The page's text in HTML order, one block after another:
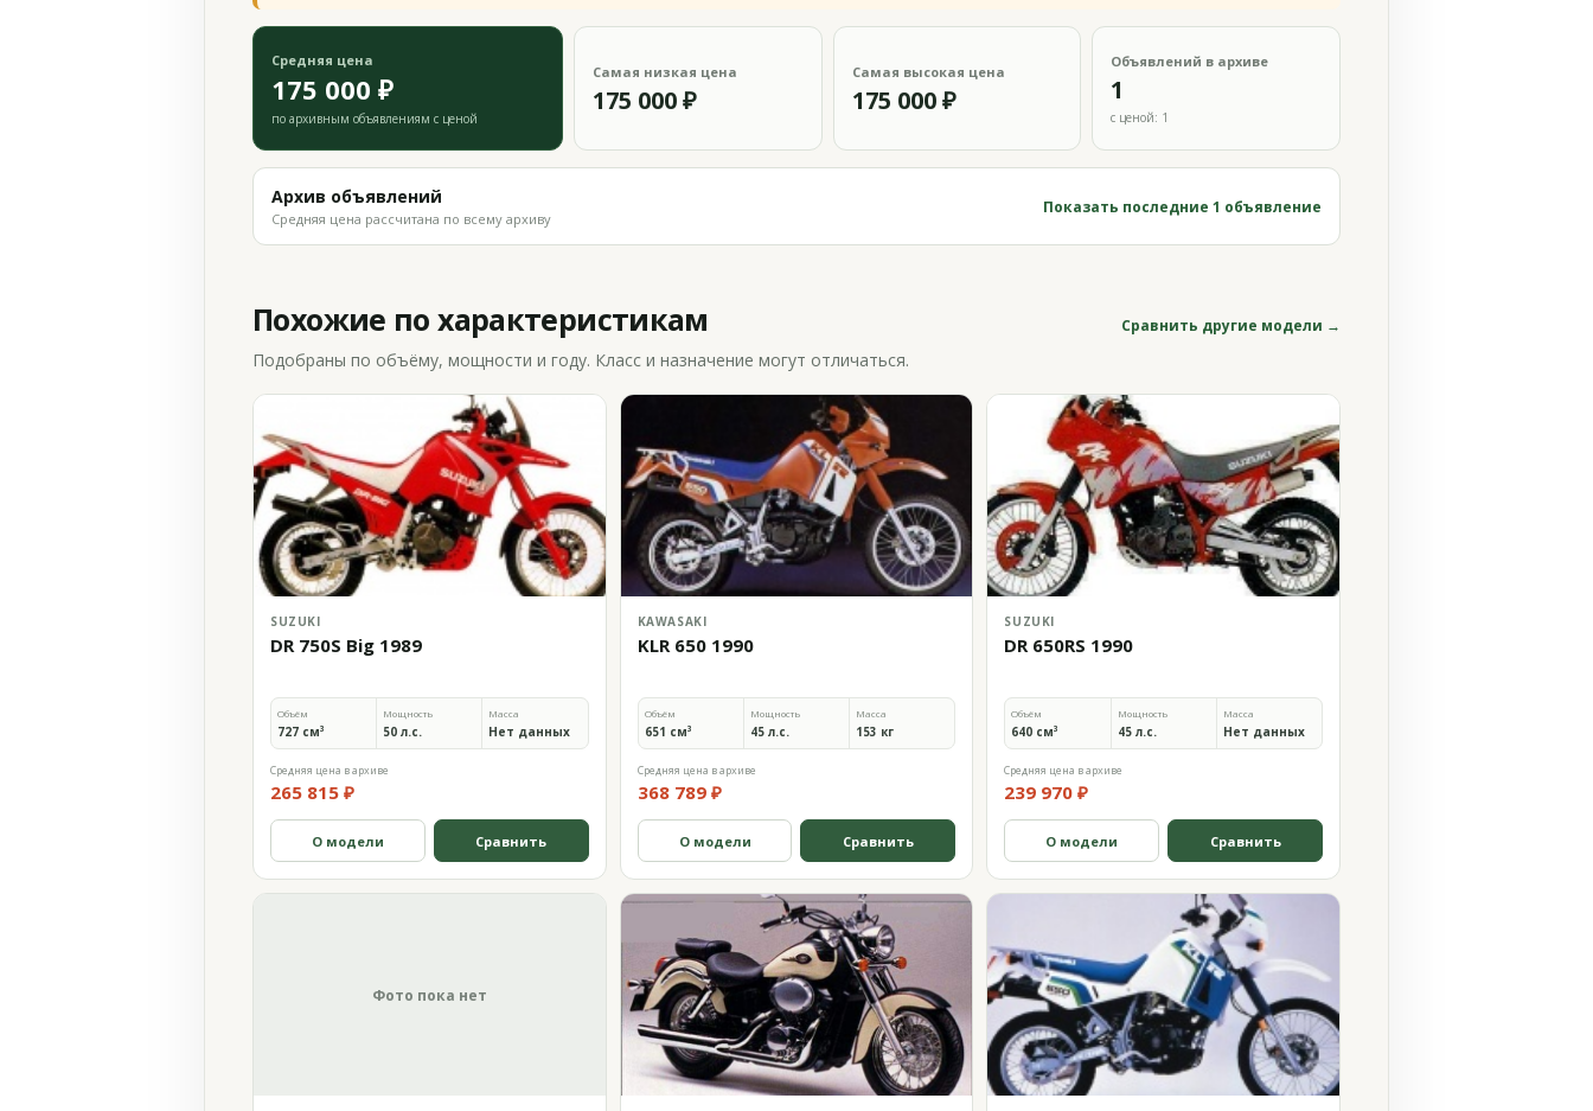
Средняя цена
175 000 ₽
по архивным объявлениям с ценой
Самая низкая цена
175 000 ₽
Самая высокая цена
175 000 ₽
Объявлений в архиве
1
с ценой: 1
Архив объявлений
Средняя цена рассчитана по всему архиву
Показать последние 1 объявление
Похожие по характеристикам Сравнить другие модели →
Подобраны по объёму, мощности и году. Класс и назначение могут отличаться.
SUZUKI
DR 750S Big 1989
Объём
727 см³
Мощность
50 л.с.
Масса
Нет данных
Средняя цена в архиве
265 815 ₽
О модели Сравнить
KAWASAKI
KLR 650 1990
Объём
651 см³
Мощность
45 л.с.
Масса
153 кг
Средняя цена в архиве
368 789 ₽
О модели Сравнить
SUZUKI
DR 650RS 1990
Объём
640 см³
Мощность
45 л.с.
Масса
Нет данных
Средняя цена в архиве
239 970 ₽
О модели Сравнить
Фото пока нет